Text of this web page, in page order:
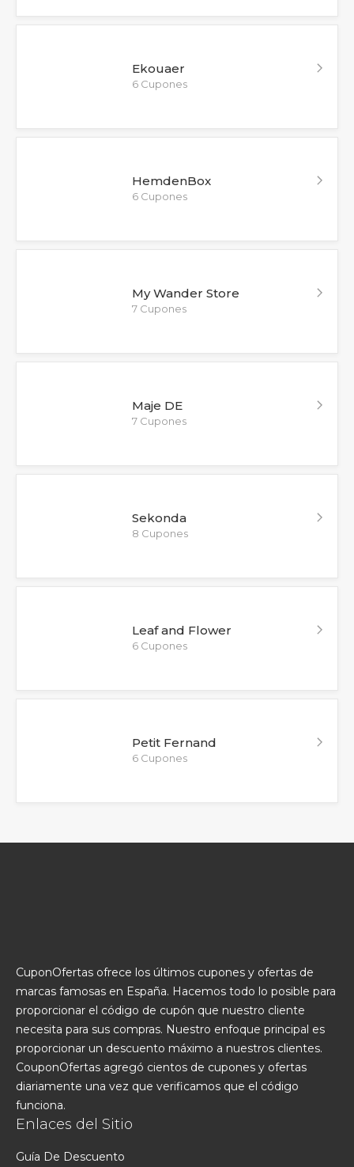
Ekouaer
6 Cupones
HemdenBox
6 Cupones
My Wander Store
7 Cupones
Maje DE
7 Cupones
Sekonda
8 Cupones
Leaf and Flower
6 Cupones
Petit Fernand
6 Cupones
CuponOfertas ofrece los últimos cupones y ofertas de
marcas famosas en España. Hacemos todo lo posible para
proporcionar el código de cupón que nuestro cliente
necesita para sus compras. Nuestro enfoque principal es
proporcionar un descuento máximo a nuestros clientes.
CouponOfertas agregó cientos de cupones y ofertas
diariamente una vez que verificamos que el código
funciona.
Enlaces del Sitio
Guía De Descuento